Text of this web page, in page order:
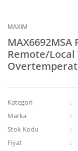
MAXIM
Remote/
Kategori
Marka
Stok Kodu
Fiyat